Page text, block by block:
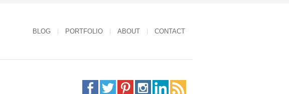
BLOG PORTFOLIO ABOUT CONTACT